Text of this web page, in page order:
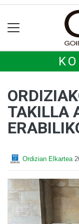
TAKILLA
Ordizian Elkartea